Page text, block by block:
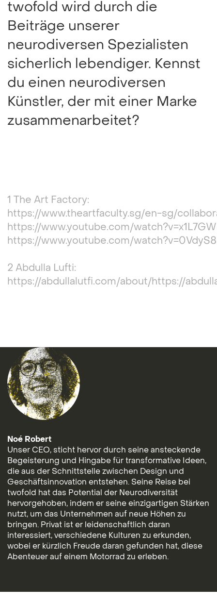
twofold wird durch die
Beiträge unserer
neurodiversen Spezialisten
sicherlich lebendiger. Kennst
du einen neurodiversen
Künstler, der mit einer Marke
zusammenarbeitet?
1 The Art Factory:
https://www.theartfaculty.sg/en-sg/
https://www.youtube.com/
https://www.youtube.com/
2 Abdulla Lufti:
https://abdullalutfi.com/about/https://
Noé Robert
Unser CEO, sticht hervor durch seine ansteckende
Begeisterung und Hingabe für transformative Ideen,
die aus der Schnittstelle zwischen Design und
Geschäftsinnovation entstehen. Seine Reise bei
twofold hat das Potential der Neurodiversität
hervorgehoben, indem er seine einzigartigen Stärken
nutzt, um das Unternehmen auf neue Höhen zu
bringen. Privat ist er leidenschaftlich daran
interessiert, verschiedene Kulturen zu erkunden,
wobei er kürzlich Freude daran gefunden hat, diese
Abenteuer auf einem Motorrad zu erleben.